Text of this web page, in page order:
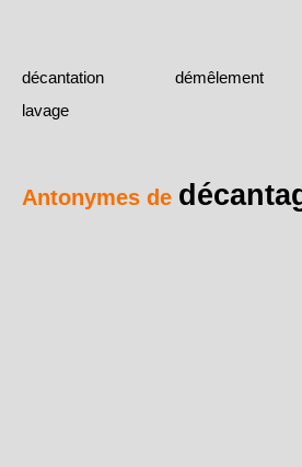
décantation
démêlement
lavage
Antonymes de